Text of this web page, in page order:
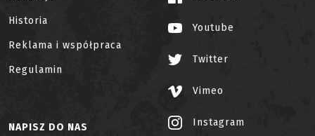
Historia
Reklama i współpraca
Regulamin
Youtube
Twitter
Vimeo
Instagram
NAPISZ DO NAS